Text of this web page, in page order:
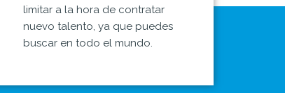
limitar a la hora de contratar
nuevo talento, ya que puedes
buscar en todo el mundo.